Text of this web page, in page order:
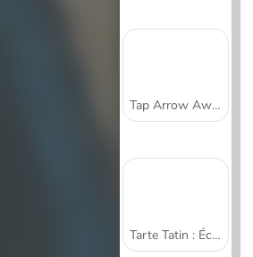
Tap Arrow Away
Tarte Tatin : École de cuisine de Sara